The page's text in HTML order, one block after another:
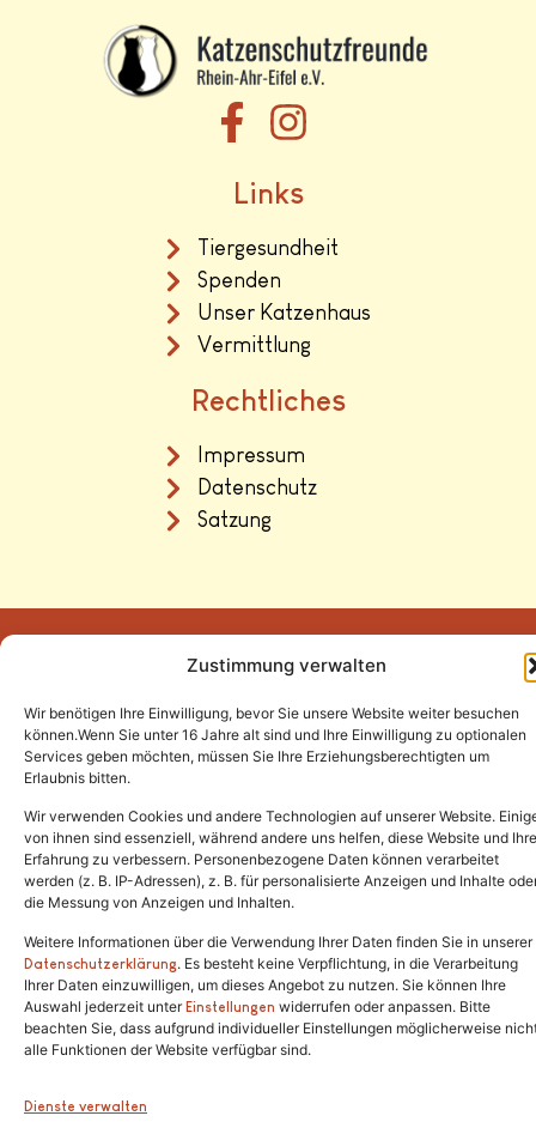
Zustimmung verwalten
Wir benötigen Ihre Einwilligung, bevor Sie unsere Website weiter besuchen
können.Wenn Sie unter 16 Jahre alt sind und Ihre Einwilligung zu optionalen
Services geben möchten, müssen Sie Ihre Erziehungsberechtigten um
Erlaubnis bitten.
Wir verwenden Cookies und andere Technologien auf unserer Website.
von ihnen sind essenziell, während andere uns helfen, diese Website und Ihre
Erfahrung zu verbessern. Personenbezogene Daten können verarbeitet
werden (z. B. IP-Adressen), z. B. für personalisierte Anzeigen und Inhalte
die Messung von Anzeigen und Inhalten.
Weitere Informationen über die Verwendung Ihrer Daten finden Sie in unserer
Datenschutzerklärung. Es besteht keine Verpflichtung, in die Verarbeitung
Ihrer Daten einzuwilligen, um dieses Angebot zu nutzen. Sie können Ihre
Auswahl jederzeit unterEinstellungen widerrufen oder anpassen. Bitte
beachten Sie, dass aufgrund individueller Einstellungen möglicherweise
alle Funktionen der Website verfügbar sind.
Dienste verwalten
Links
Tiergesundheit
Spenden
Unser Katzenhaus
Vermittlung
Rechtliches
Impressum
Datenschutz
Satzung
Copyright © 2024. Alle Rechte vorbehalten.
Tel.:(02646) 915928
info@katzenschutzfreunde.de
Im Brandenfeld 22
53426 Schalkenbach